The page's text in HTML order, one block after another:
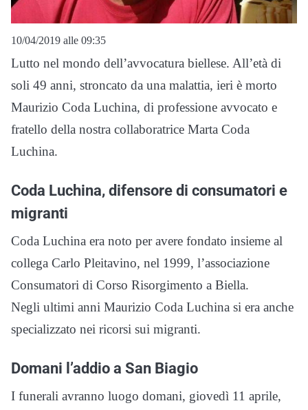
10/04/2019 alle 09:35
Lutto nel mondo dell’avvocatura biellese. All’età di
soli 49 anni, stroncato da una malattia, ieri è morto
Maurizio Coda Luchina, di professione avvocato e
fratello della nostra collaboratrice Marta Coda
Luchina.
Coda Luchina, difensore di consumatori e
migranti
Coda Luchina era noto per avere fondato insieme al
collega Carlo Pleitavino, nel 1999, l’associazione
Consumatori di Corso Risorgimento a Biella.
Negli ultimi anni Maurizio Coda Luchina si era anche
specializzato nei ricorsi sui migranti.
Domani l’addio a San Biagio
I funerali avranno luogo domani, giovedì 11 aprile,